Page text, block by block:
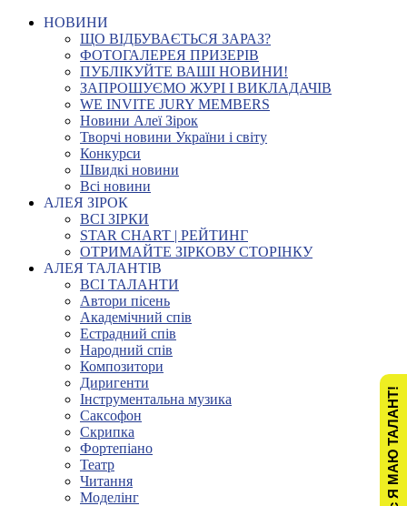
НОВИНИ
ЩО ВІДБУВАЄТЬСЯ ЗАРАЗ?
ФОТОГАЛЕРЕЯ ПРИЗЕРІВ
ПУБЛІКУЙТЕ ВАШІ НОВИНИ!
ЗАПРОШУЄМО ЖУРІ І ВИКЛАДАЧІВ
WE INVITE JURY MEMBERS
Новини Алеї Зірок
Творчі новини України і світу
Конкурси
Швидкі новини
Всі новини
АЛЕЯ ЗІРОК
ВСІ ЗІРКИ
STAR CHART | РЕЙТИНГ
ОТРИМАЙТЕ ЗІРКОВУ СТОРІНКУ
АЛЕЯ ТАЛАНТІВ
ВСІ ТАЛАНТИ
Автори пісень
Академічний спів
Естрадний спів
Народний спів
Композитори
Диригенти
Інструментальна музика
Саксофон
Скрипка
Фортепіано
Театр
Читання
Моделінг
Конкурс Я МАЮ ТАЛАНТ!